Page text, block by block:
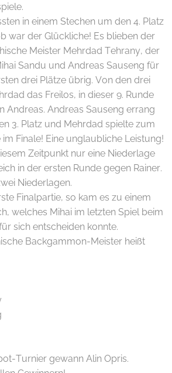
in einem Stechen um den 4. Platz
war der Glückliche! Es blieben der
Meister Mehrdad Tehrany, der
Sandu und Andreas Sauseng für
drei Plätze übrig. Von den drei
das Freilos, in dieser 9. Runde
Andreas. Andreas Sauseng errang
3. Platz und Mehrdad spielte zum
Finale! Eine unglaubliche Leistung!
Zeitpunkt nur eine Niederlage
in der ersten Runde gegen Rainer.
Niederlagen.
Finalpartie, so kam es zu einem
welches Mihai im letzten Spiel beim
sich entscheiden konnte.
Backgammon-Meister heißt
Turnier gewann Alin Opris.